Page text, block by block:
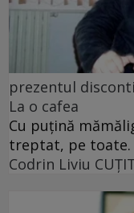
prezentul
La o cafea
Cu puţină
treptat, pe toate.
Codrin Liviu